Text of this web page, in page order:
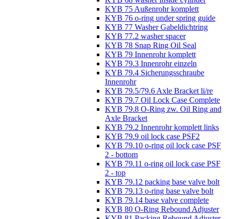
KYB 75 Außenrohr komplett
KYB 76 o-ring under spring guide
KYB 77 Washer Gabeldichtring
KYB 77.2 washer spacer
KYB 78 Snap Ring Oil Seal
KYB 79 Innenrohr komplett
KYB 79.3 Innenrohr einzeln
KYB 79.4 Sicherungsschraube
Innenrohr
KYB 79.5/79.6 Axle Bracket li/re
KYB 79.7 Oil Lock Case Complete
KYB 79.8 O-Ring zw. Oil Ring and
Axle Bracket
KYB 79.2 Innenrohr komplett links
KYB 79.9 oil lock case PSF2
KYB 79.10 o-ring oil lock case PSF
2 - bottom
KYB 79.11 o-ring oil lock case PSF
2 - top
KYB 79.12 packing base valve bolt
KYB 79.13 o-ring base valve bolt
KYB 79.14 base valve complete
KYB 80 O-Ring Rebound Adjuster